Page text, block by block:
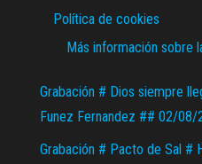
Política de cookies
Más información sobre
Grabación # Dios siempre
Funez Fernandez ## 02/08/
Grabación # Pacto de Sal #